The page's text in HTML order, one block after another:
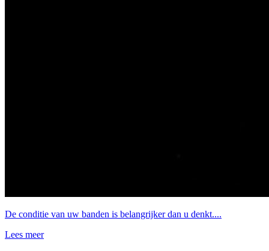
De conditie van uw banden is belangrijker dan u denkt....
Lees meer